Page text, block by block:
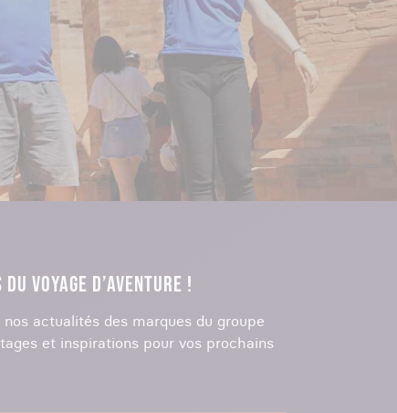
VOYAGE D’AVENTURE !
actualités des marques du groupe
et inspirations pour vos prochains